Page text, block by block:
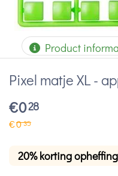
Product
Pixel matje XL -
€028
€035
20% korting